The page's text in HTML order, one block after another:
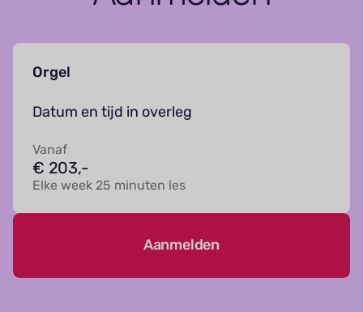
Orgel
Datum en tijd in overleg
Vanaf
€ 203,-
Elke week 25 minuten les
Aanmelden